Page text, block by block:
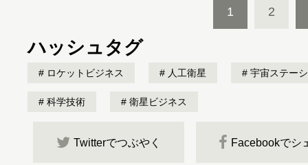
1 2
ハッシュタグ
ロケットビジネス 人工衛星 宇宙ステー
科学技術 衛星ビジネス
Twitterでつぶやく Facebookでシ